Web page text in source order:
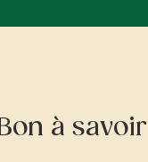
Bon à savoir